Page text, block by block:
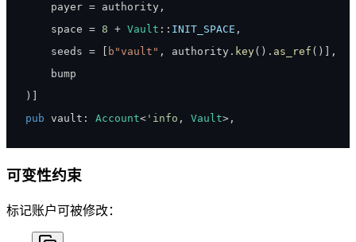
    payer
= authority ,
    space
= 8 + Vault :: INIT_SPACE ,
    seeds
= b"vault" , authority . key( ) . as_ref ( )
,
)
pub vault : Account< 'info , Vault> ,
可变性约束
标记账户可被修改：